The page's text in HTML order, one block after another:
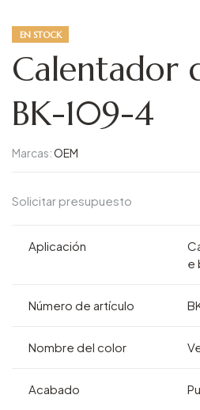
EN STOCK
Calentador
BK-109-4
Marcas:OEM
Solicitar presupuesto
Aplicación
e
Número de artículo
Nombre del color
Acabado